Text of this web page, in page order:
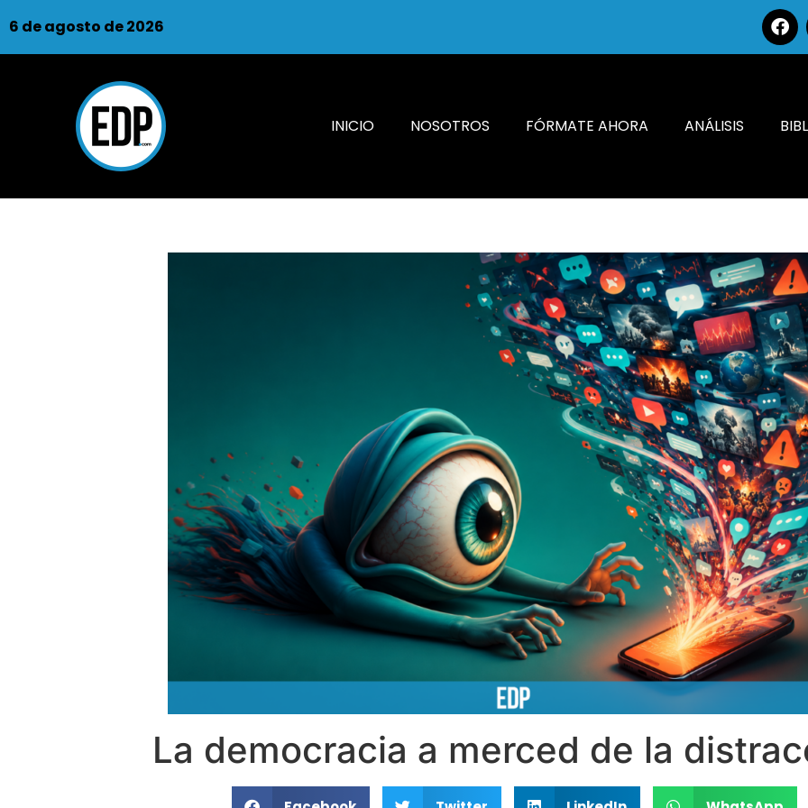
6 de agosto de 2026
INICIO NOSOTROS FÓRMATE AHORA ANÁLISIS
La democracia a merced de la